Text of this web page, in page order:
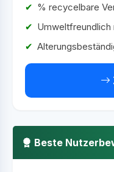
% recycelbare
Beste